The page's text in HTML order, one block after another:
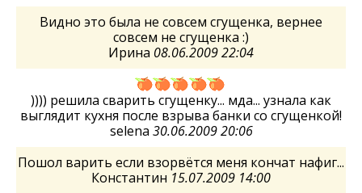
Видно это была не совсем сгущенка, вернее
совсем не сгущенка :)
Ирина 08.06.2009 22:04
)))) решила сварить сгущенку... мда... узнала как
выглядит кухня после взрыва банки со сгущенкой!
selena 30.06.2009 20:06
Пошол варить если взорвётся меня кончат нафиг...
Константин 15.07.2009 14:00